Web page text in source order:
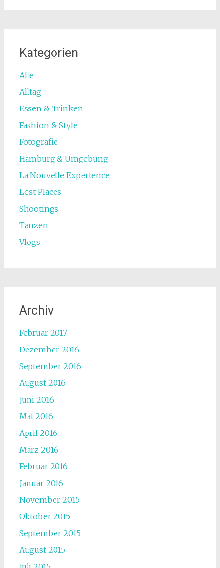
Kategorien
Alle
Alltag
Essen & Trinken
Fashion & Style
Fotografie
Hamburg & Umgebung
La Nouvelle Experience
Lost Places
Shootings
Tanzen
Vlogs
Archiv
Februar 2017
Dezember 2016
September 2016
August 2016
Juni 2016
Mai 2016
April 2016
März 2016
Februar 2016
Januar 2016
November 2015
Oktober 2015
September 2015
August 2015